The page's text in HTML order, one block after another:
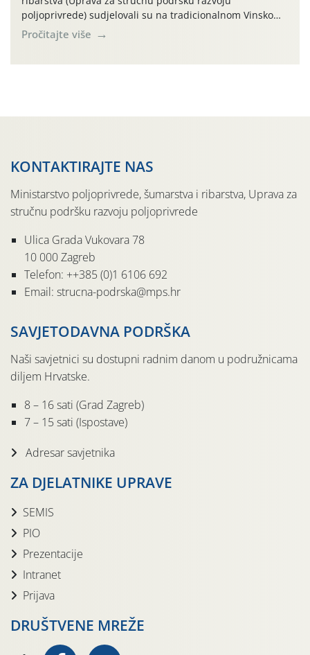
poljoprivrede) sudjelovali su na tradicionalnom Vinskom
forumu, održanom 24.07.2026. godine u Domu vinarske
tradicije u Putnikovićima na poluotoku Pelješcu, u
Pročitajte više
KONTAKTIRAJTE NAS
Ministarstvo poljoprivrede, šumarstva i ribarstva, Uprava za
stručnu podršku razvoju poljoprivrede
Ulica Grada Vukovara 78
10 000 Zagreb
Telefon: ++385 (0)1 6106 692
Email: strucna-podrska@mps.hr
SAVJETODAVNA PODRŠKA
Naši savjetnici su dostupni radnim danom u podružnicama
diljem Hrvatske.
8 – 16 sati (Grad Zagreb)
7 – 15 sati (Ispostave)
Adresar savjetnika
ZA DJELATNIKE UPRAVE
SEMIS
PIO
Prezentacije
Intranet
Prijava
DRUŠTVENE MREŽE